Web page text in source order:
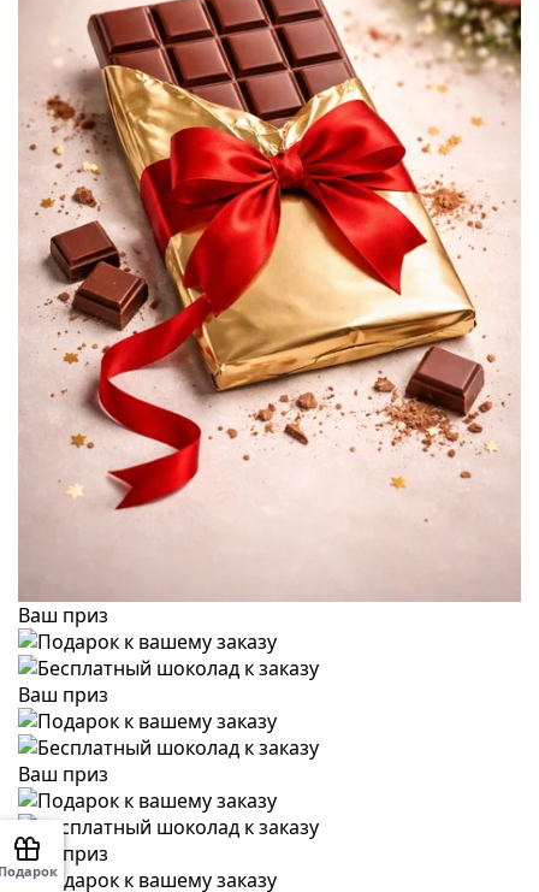
Ваш приз
Ваш приз
Ваш приз
Ваш приз